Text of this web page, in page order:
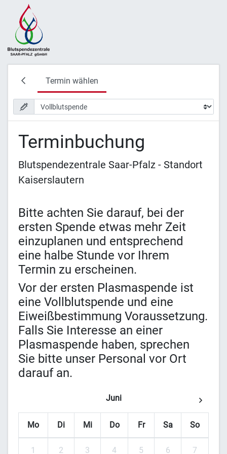
Termin wählen
Terminbuchung
Blutspendezentrale Saar-Pfalz - Standort
Kaiserslautern
Bitte achten Sie darauf, bei der
ersten Spende etwas mehr Zeit
einzuplanen und entsprechend
eine halbe Stunde vor Ihrem
Termin zu erscheinen.
Vor der ersten Plasmaspende ist
eine Vollblutspende und eine
Eiweißbestimmung Voraussetzung.
Falls Sie Interesse an einer
Plasmaspende haben, sprechen
Sie bitte unser Personal vor Ort
darauf an.
Juni
Mo Di Mi Do Fr Sa So
1 2 3 4 5 6 7